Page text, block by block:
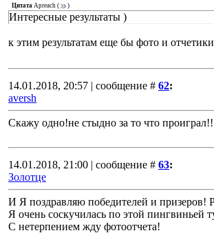
Цитата Apreach ( )
Интересные результаты )
к этим результатам еще бы фото и
14.01.2018, 20:57 | сообщение # 62:
aversh
Скажу одно!не стыдно за то что
14.01.2018, 21:00 | сообщение # 63:
Золотце
И Я поздравляю победителей и
Я очень соскучилась по этой пингвиньей
С нетерпением жду фотоотчета!